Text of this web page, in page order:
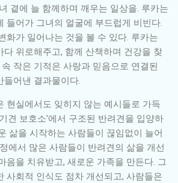
곁에 늘 함께하며 깨우는 일상을. 루카는
들어가 그녀의 얼굴에 부드럽게 비빈다.
화가 일어나는 것을 볼 수 있다. 루카는
다 위로해주고, 함께 산책하며 건강을 찾
작은 기적은 사랑과 믿음으로 연결된
어낸 결과물이다.
현실에서도 잊히지 않는 예시들로 가득
견 보호소'에서 구조된 반려견을 입양하
삶을 시작하는 사람들이 끊임없이 늘어
에서 많은 사람들이 반려견의 삶을 개선
음을 치유받고, 새로운 가족을 만든다. 그
사회적 인식도 점차 개선되고, 사람들은